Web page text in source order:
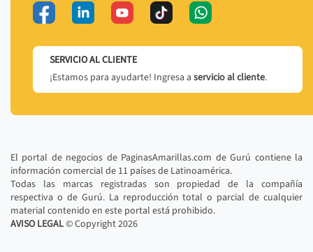
SERVICIO AL CLIENTE
¡Estamos para ayudarte! Ingresa a servicio al cliente.
El portal de negocios de PaginasAmarillas.com de Gurú contiene la
información comercial de 11 países de Latinoamérica.
Todas las marcas registradas son propiedad de la compañía
respectiva o de Gurú. La reproducción total o parcial de cualquier
material contenido en este portal está prohibido.
AVISO LEGAL© Copyright2026